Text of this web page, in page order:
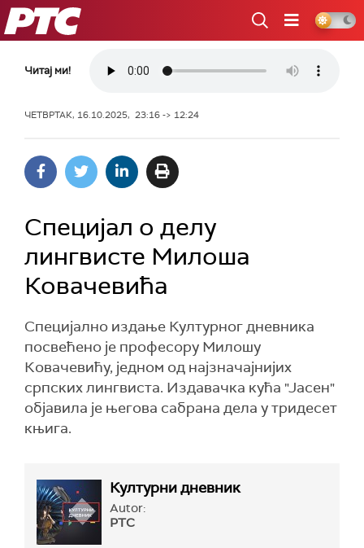
РТС
Читај ми!
ЧЕТВРТАК, 16.10.2025, 23:16 -> 12:24
Специјал о делу
лингвисте Милоша
Ковачевића
Специјално издање Културног дневника
посвећено је професору Милошу
Ковачевићу, једном од најзначајнијих
српских лингвиста. Издавачка кућа "Јасен"
објавила је његова сабрана дела у тридесет
књига.
Културни дневник
Autor:
РТС